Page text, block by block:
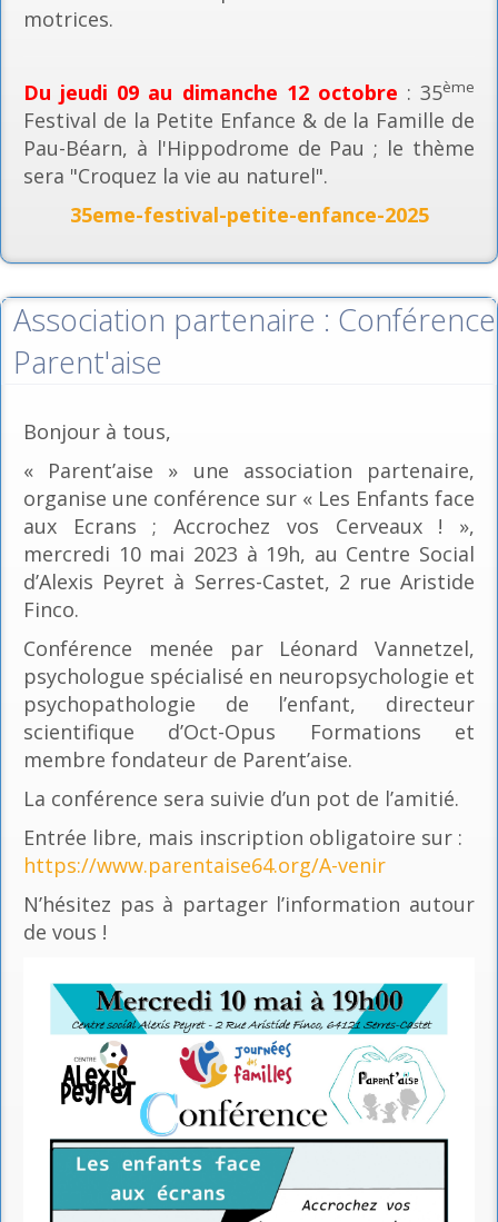
motrices.
Du jeudi 09 au dimanche 12 octobre : 35ème
Festival de la Petite Enfance & de la Famille de
Pau-Béarn, à l'Hippodrome de Pau ; le thème
sera "Croquez la vie au naturel".
35eme-festival-petite-enfance-2025
Association partenaire : Conférence
Parent'aise
Bonjour à tous,
« Parent’aise » une association partenaire,
organise une conférence sur « Les Enfants face
aux Ecrans ; Accrochez vos Cerveaux ! »,
mercredi 10 mai 2023 à 19h, au Centre Social
d’Alexis Peyret à Serres-Castet, 2 rue Aristide
Finco.
Conférence menée par Léonard Vannetzel,
psychologue spécialisé en neuropsychologie et
psychopathologie de l’enfant, directeur
scientifique d’Oct-Opus Formations et
membre fondateur de Parent’aise.
La conférence sera suivie d’un pot de l’amitié.
Entrée libre, mais inscription obligatoire sur :
https://www.parentaise64.org/A-venir
N’hésitez pas à partager l’information autour
de vous !